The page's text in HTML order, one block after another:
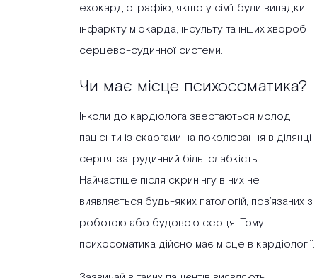
ехокардіографію, якщо у сім’ї були випадки
інфаркту міокарда, інсульту та інших хвороб
серцево-судинної системи.
Чи має місце психосоматика?
Інколи до кардіолога звертаються молоді
пацієнти із скаргами на поколювання в ділянці
серця, загрудинний біль, слабкість.
Найчастіше після скринінгу в них не
виявляється будь-яких патологій, пов’язаних з
роботою або будовою серця. Тому
психосоматика дійсно має місце в кардіології.